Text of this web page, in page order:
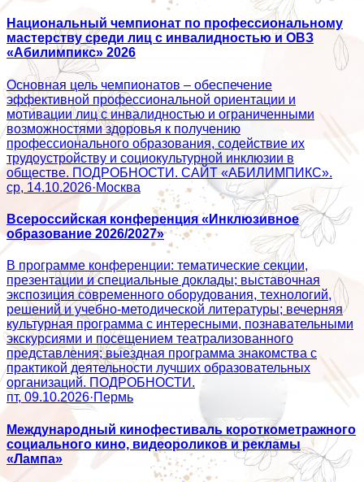
Национальный чемпионат по профессиональному
мастерству среди лиц с инвалидностью и ОВЗ
«Абилимпикс» 2026
Основная цель чемпионатов – обеспечение
эффективной профессиональной ориентации и
мотивации лиц с инвалидностью и ограниченными
возможностями здоровья к получению
профессионального образования, содействие их
трудоустройству и социокультурной инклюзии в
обществе. ПОДРОБНОСТИ. САЙТ «АБИЛИМПИКС».
ср, 14.10.2026·Москва
Всероссийская конференция «Инклюзивное
образование 2026/2027»
В программе конференции: тематические секции,
презентации и специальные доклады; выставочная
экспозиция современного оборудования, технологий,
решений и учебно-методической литературы; вечерняя
культурная программа с интересными, познавательными
экскурсиями и посещением театрализованного
представления; выездная программа знакомства с
практикой деятельности лучших образовательных
организаций. ПОДРОБНОСТИ.
пт, 09.10.2026·Пермь
Международный кинофестиваль короткометражного
социального кино, видеороликов и рекламы
«Лампа»